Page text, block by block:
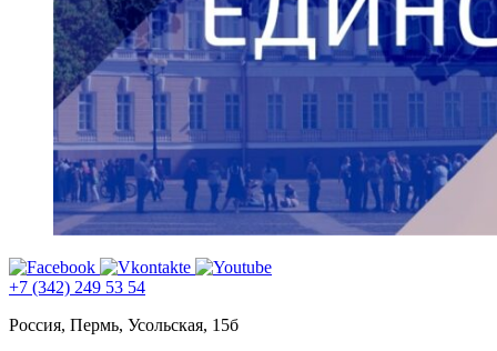
+7 (342) 249 53 54
Россия, Пермь, Усольская, 15б